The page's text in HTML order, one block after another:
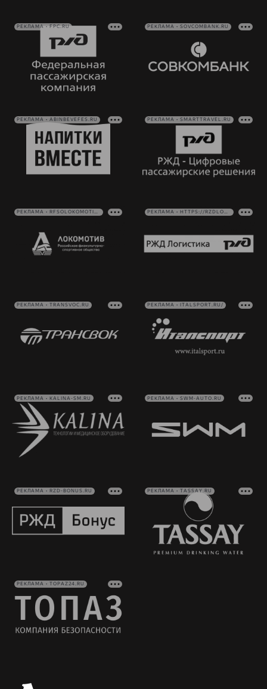
РЕКЛАМА • FPC.RU РЕКЛАМА • SOVCOMBANK.RU
РЕКЛАМА • ABINBEVEFES.RU РЕКЛАМА • SMARTTRAVEL.RU
РЕКЛАМА • RFSOLOKOMOTIV.RU РЕКЛАМА • HTTPS://RZDLOG.RU/
РЕКЛАМА • TRANSVOC.RU РЕКЛАМА • ITALSPORT.RU/
РЕКЛАМА • KALINA-SM.RU РЕКЛАМА • SWM-AUTO.RU
РЕКЛАМА • RZD-BONUS.RU РЕКЛАМА • TASSAY.RU
РЕКЛАМА • TOPAZ24.RU